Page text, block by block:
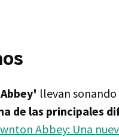
llevan
de las principales
Abbey: Una